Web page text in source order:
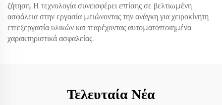
ζήτηση. Η τεχνολογία συνεισφέρει επίσης σε βελτιωμένη
ασφάλεια στην εργασία μειώνοντας την ανάγκη για χειροκίνητη
επεξεργασία υλικών και παρέχοντας αυτοματοποιημένα
χαρακτηριστικά ασφαλείας.
Τελευταία Νέα